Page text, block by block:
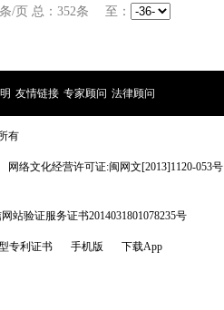
/页 总： 352条 至：
友情链接 专家顾问 法律顾问
有
网络文化经营许可证:闽网文[2013]1120-053号
站验证服务证书2014031801078235号
专利证书 手机版 下载App